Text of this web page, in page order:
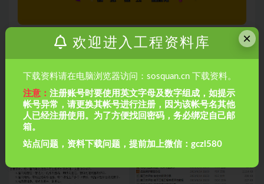
下一篇
中建一局工程汇报PPT（39P）
相关文章
×
欢迎进入工程资料库
下载资料请在电脑浏览器访问：sosquan.cn 下载资料。
注意：注册账号时要使用英文字母及数字组成，如提示
帐号异常，请更换其帐号进行注册，因为该帐号名其他
人已经注册使用。为了方便找回密码，务必绑定自己邮
箱。
站点问题，资料下载问题，提前加上微信：gczl580